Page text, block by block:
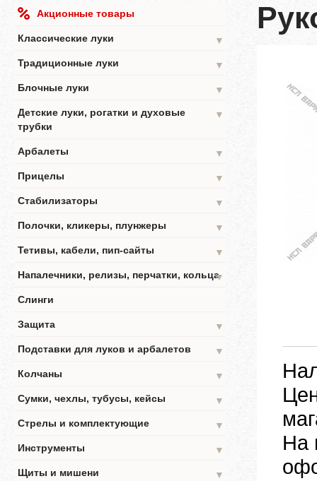
Акционные товары
Классические луки
▼
Традиционные луки
▼
Блочные луки
▼
Детские луки, рогатки и духовые
трубки
▼
Арбалеты
▼
Прицелы
▼
Стабилизаторы
▼
Полочки, кликеры, плунжеры
▼
Тетивы, кабели, пип-сайты
▼
Напалечники, релизы, перчатки, кольца▼
Слинги
Защита
▼
Подставки для луков и арбалетов
▼
Колчаны
▼
Сумки, чехлы, тубусы, кейсы
▼
Стрелы и комплектующие
▼
Инструменты
▼
Щиты и мишени
▼
На